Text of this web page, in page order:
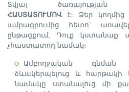
Տվյալ ծառայության
ՀԱՍՏԱՏՈՒՄՈՎ է։ Ձեր
ամրագրումից հետո`
ընթացքում, Դուք
չհաստատող նամակ։
Ամբողջական գնման
ձևակերպելուց և
նամակը ստանալուց մի